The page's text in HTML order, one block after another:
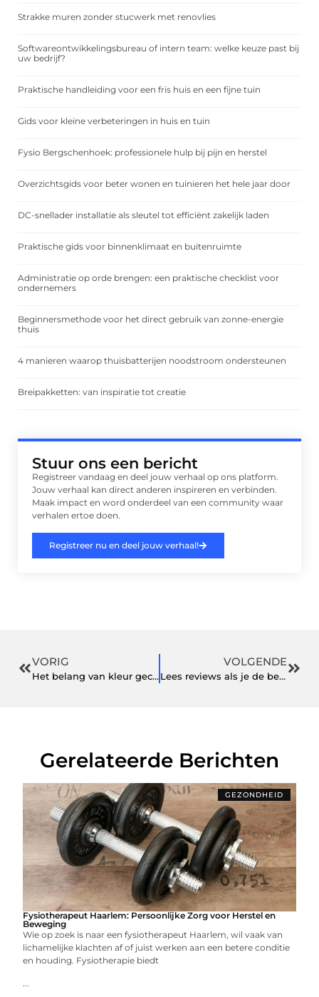
Strakke muren zonder stucwerk met renovlies
Softwareontwikkelingsbureau of intern team: welke keuze past bij
uw bedrijf?
Praktische handleiding voor een fris huis en een fijne tuin
Gids voor kleine verbeteringen in huis en tuin
Fysio Bergschenhoek: professionele hulp bij pijn en herstel
Overzichtsgids voor beter wonen en tuinieren het hele jaar door
DC-snellader installatie als sleutel tot efficiënt zakelijk laden
Praktische gids voor binnenklimaat en buitenruimte
Administratie op orde brengen: een praktische checklist voor
ondernemers
Beginnersmethode voor het direct gebruik van zonne-energie
thuis
4 manieren waarop thuisbatterijen noodstroom ondersteunen
Breipakketten: van inspiratie tot creatie
Stuur ons een bericht
Registreer vandaag en deel jouw verhaal op ons platform.
Jouw verhaal kan direct anderen inspireren en verbinden.
Maak impact en word onderdeel van een community waar
verhalen ertoe doen.
Registreer nu en deel jouw verhaal!
VORIG
Het belang van kleur gecodeerde vloermarkeringstape
VOLGENDE
Lees reviews als je de beste dames wandelschoenen wil vinden!
Gerelateerde Berichten
GEZONDHEID
Fysiotherapeut Haarlem: Persoonlijke Zorg voor Herstel en
Beweging
Wie op zoek is naar een fysiotherapeut Haarlem, wil vaak van
lichamelijke klachten af of juist werken aan een betere conditie
en houding. Fysiotherapie biedt
...